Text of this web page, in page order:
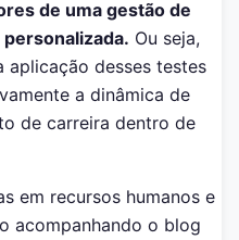
de uma gestão de
Ou seja,
aplicação desses testes
a dinâmica de
de carreira dentro de
em recursos humanos e
acompanhando o blog